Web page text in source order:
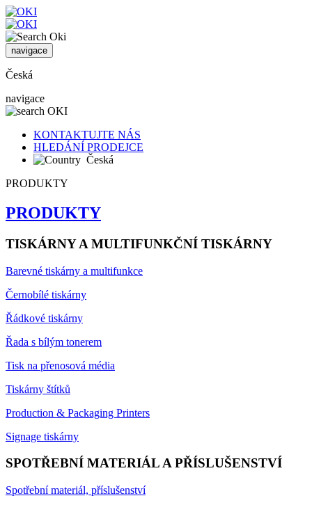
navigace
Česká
navigace
KONTAKTUJTE NÁS
HLEDÁNÍ PRODEJCE
Česká
PRODUKTY
PRODUKTY
TISKÁRNY A MULTIFUNKČNÍ TISKÁRNY
Barevné tiskárny a multifunkce
Černobílé tiskárny
Řádkové tiskárny
Řada s bílým tonerem
Tisk na přenosová média
Tiskárny štítků
Production & Packaging Printers
Signage tiskárny
SPOTŘEBNÍ MATERIÁL A PŘÍSLUŠENSTVÍ
Spotřební materiál, příslušenství